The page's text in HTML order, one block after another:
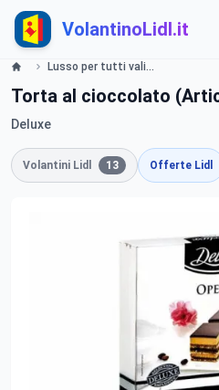
VolantinoLidl.it
Lusso per tutti valide dal 23 Dicembre 2013 Lidl
Torta al cioccolato
Deluxe
Volantini Lidl 13 Offerte Lidl